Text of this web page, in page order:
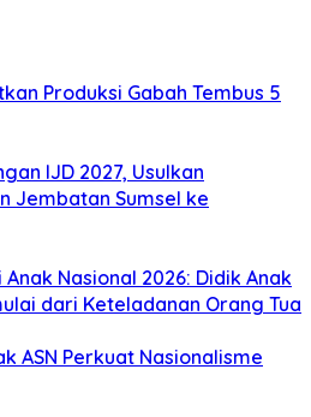
Produksi Gabah Tembus 5
IJD 2027, Usulkan
Jembatan Sumsel ke
Nasional 2026: Didik Anak
dari Keteladanan Orang Tua
ASN Perkuat Nasionalisme